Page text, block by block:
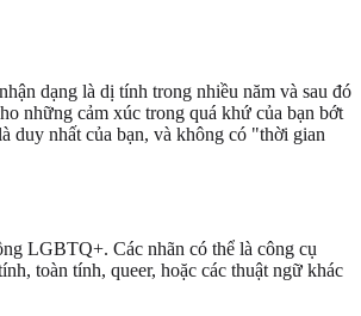
dạng là dị tính trong nhiều năm và sau đó
những cảm xúc trong quá khứ của bạn bớt
duy nhất của bạn, và không có "thời gian
LGBTQ+. Các nhãn có thể là công cụ
toàn tính, queer, hoặc các thuật ngữ khác